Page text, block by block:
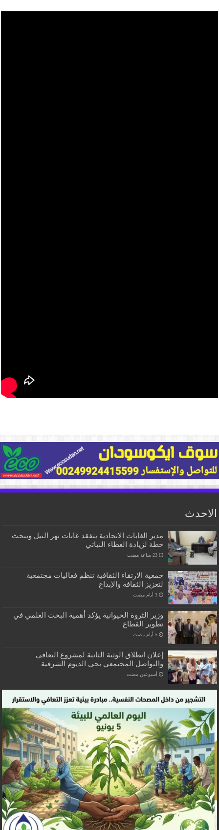
الاحدث
مدير الغابات الاتحادية يتفقد غابات نهر النيل ويبحث
خطة لزيادة الغطاء النباتي
‏23 ساعة مضت
جمعية الارتقاء الثقافية تنظم فعاليات مجتمعية
لتعزيز الثقافة والإبداع
‏3 أيام مضت
وزير الثروة الحيوانية يؤكد أهمية البحث العلمي في
تطوير القطاع
‏5 أيام مضت
إعلان انطلاق الوثبة الثانية لمشروع التعافي
والتواصل المجتمعي بحي الديوم الشرقية
‏أسبوعين مضت